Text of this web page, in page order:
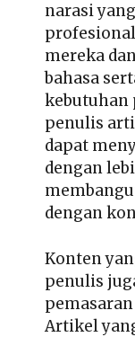
narasi
mereka
bahasa
kebutuhan
penulis
dapat
dengan
dengan
Konten
penulis
Artikel